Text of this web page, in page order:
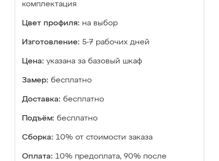
комплектация
Цвет профиля: на выбор
Изготовление: 5-7 рабочих дней
Цена: указана за базовый шкаф
Замер: бесплатно
Доставка: бесплатно
Подъём: бесплатно
Сборка: 10% от стоимости заказа
Оплата: 10% предоплата, 90% после